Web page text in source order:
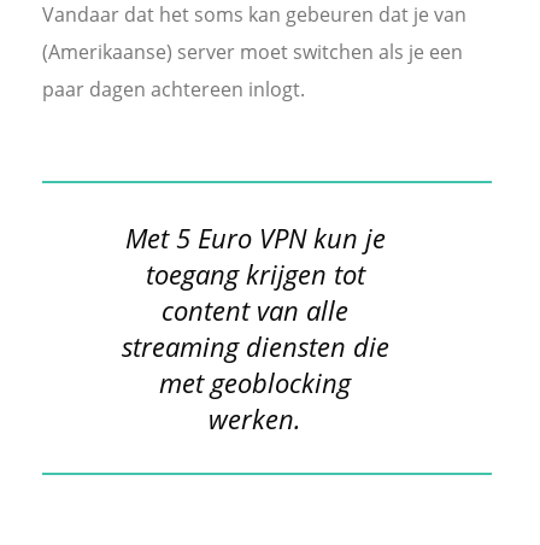
Vandaar dat het soms kan gebeuren dat je van
(Amerikaanse) server moet switchen als je een
paar dagen achtereen inlogt.
Met 5 Euro VPN kun je
toegang krijgen tot
content van alle
streaming diensten die
met geoblocking
werken.